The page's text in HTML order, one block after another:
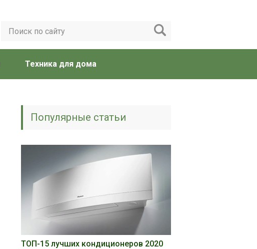
Техника для дома
Популярные статьи
ТОП-15 лучших кондиционеров 2020